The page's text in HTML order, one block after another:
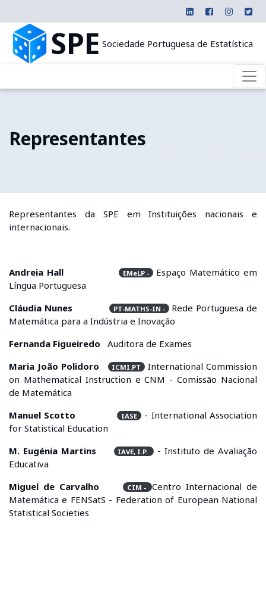
SPE Sociedade Portuguesa de Estatística
Representantes
Representantes da SPE em Instituições nacionais e
internacionais.
Andreia Hall EMeLP - Espaço Matemático em
Língua Portuguesa
Cláudia Nunes
PT-MATHS-IN - Rede Portuguesa de
Matemática para a Indústria e Inovação
Fernanda Figueiredo Auditora de Exames
Maria João Polidoro
ICMI.PT
International Commission
on Mathematical Instruction e CNM - Comissão Nacional
de Matemática
Manuel Scotto
IASE - International Association
for Statistical Education
M. Eugénia Martins
IAVE, I.P.
- Instituto de Avaliação
Educativa
Miguel de Carvalho
CIM -
Centro Internacional de
Matemática e FENSatS - Federation of European National
Statistical Societies